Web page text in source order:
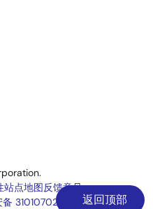
返回顶部
站点地图反馈意见
备 31010702006910号